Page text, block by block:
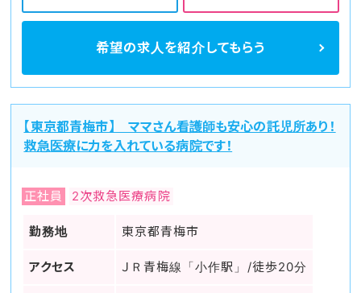
希望の求人を紹介してもらう
【東京都青梅市】 ママさん看護師も安心の託児所あり！
救急医療に力を入れている病院です！
正社員 2次救急医療病院
勤務地 東京都青梅市
アクセス ＪＲ青梅線「小作駅」/徒歩20分